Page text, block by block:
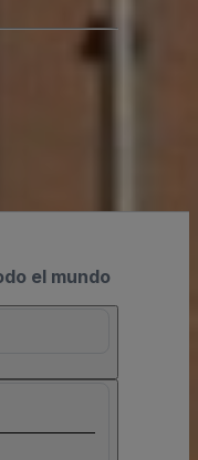
el mundo